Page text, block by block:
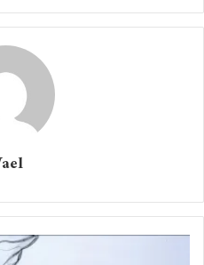
– أرسليها إذن مع زوجك والأولاد عند
أخبرت زوجها بأن الخادمة تحتاج بعض
وطلبت منها تجهيز بعض القطع لها.
وقفت تستريح وهي تلتقط أنفاسها، التعبة
– سامحني يا رب فلابد لي من ذلك.